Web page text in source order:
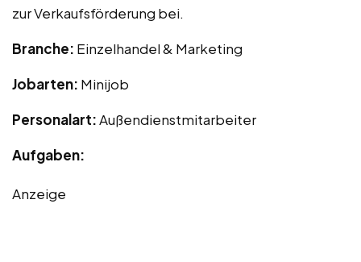
zur Verkaufsförderung bei.
Branche: Einzelhandel & Marketing
Jobarten: Minijob
Personalart:Außendienstmitarbeiter
Aufgaben:
Anzeige